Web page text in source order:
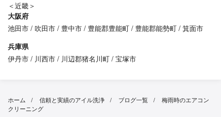
＜近畿＞
大阪府
池田市
吹田市 豊中市 豊能郡豊能町 豊能郡能勢町 箕面市
兵庫県
伊丹市
川西市 川辺郡猪名川町 宝塚市
ホーム 信頼と実績のアイル洗浄 ブログ一覧
梅雨時のエアコン
クリーニング